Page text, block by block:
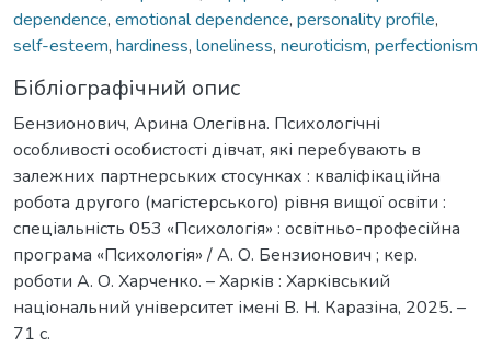
dependence, emotional dependence, personality profile,
self-esteem, hardiness, loneliness, neuroticism, perfectionism
Бібліографічний опис
Бензионович, Арина Олегівна. Психологічні
особливості особистості дівчат, які перебувають в
залежних партнерських стосунках : кваліфікаційна
робота другого (магістерського) рівня вищої освіти :
спеціальність 053 «Психологія» : освітньо-професійна
програма «Психологія» / А. О. Бензионович ; кер.
роботи А. О. Харченко. – Харків : Харківський
національний університет імені В. Н. Каразіна, 2025. –
71 с.